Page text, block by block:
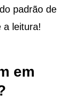
padrão de
a leitura!
em